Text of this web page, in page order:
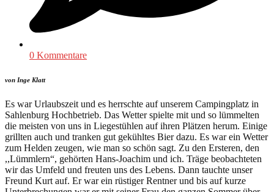
0 Kommentare
von Inge Klatt
Es war Urlaubszeit und es herrschte auf unserem Campingplatz in
Sahlenburg Hochbetrieb. Das Wetter spielte mit und so lümmelten
die meisten von uns in Liegestühlen auf ihren Plätzen herum. Einige
grillten auch und tranken gut gekühltes Bier dazu. Es war ein Wetter
zum Helden zeugen, wie man so schön sagt. Zu den Ersteren, den
,,Lümmlern“, gehörten Hans-Joachim und ich. Träge beobachteten
wir das Umfeld und freuten uns des Lebens. Dann tauchte unser
Freund Kurt auf. Er war ein rüstiger Rentner und bis auf kurze